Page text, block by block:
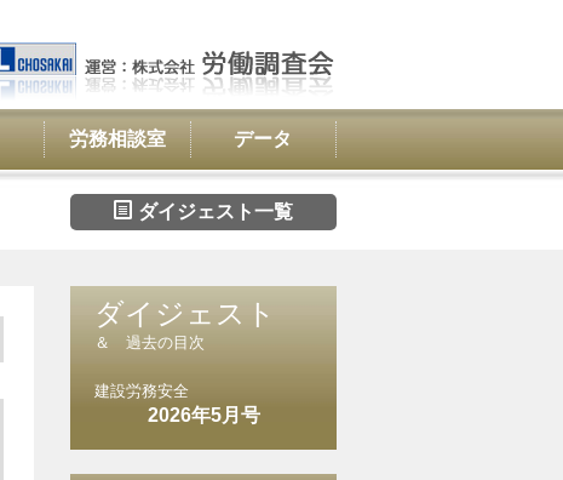
労務相談室 データ
ダイジェスト一覧
ダイジェスト
＆ 過去の目次
建設労務安全
2026年5月号